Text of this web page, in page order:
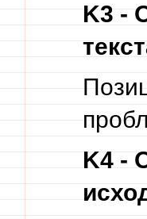
K3 -
K4 -